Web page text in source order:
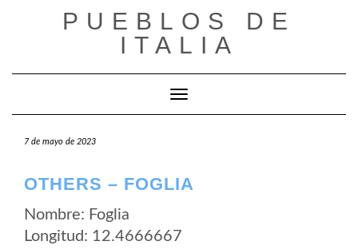
PUEBLOS DE
ITALIA
Cambiar modo de navegación
7 de mayo de 2023
OTHERS – FOGLIA
Nombre: Foglia
Longitud: 12.4666667